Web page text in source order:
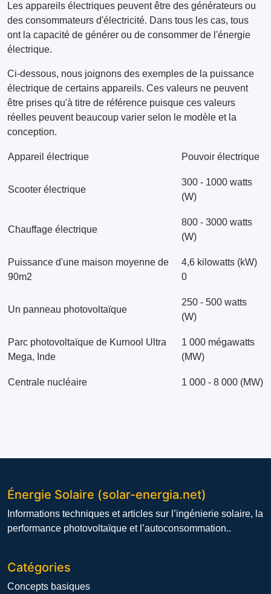
Les appareils électriques peuvent être des générateurs ou
des consommateurs d'électricité. Dans tous les cas, tous
ont la capacité de générer ou de consommer de l'énergie
électrique.
Ci-dessous, nous joignons des exemples de la puissance
électrique de certains appareils. Ces valeurs ne peuvent
être prises qu'à titre de référence puisque ces valeurs
réelles peuvent beaucoup varier selon le modèle et la
conception.
Appareil électrique Pouvoir électrique
Scooter électrique
300 - 1000 watts
(W)
Chauffage électrique
800 - 3000 watts
(W)
Puissance d'une maison moyenne de
90m2
4,6 kilowatts (kW)
0
Un panneau photovoltaïque
250 - 500 watts
(W)
Parc photovoltaïque de Kurnool Ultra
Mega, Inde
1 000 mégawatts
(MW)
Centrale nucléaire 1 000 - 8 000 (MW)
Énergie Solaire (solar-energia.net)
Informations techniques et articles sur l’ingénierie solaire, la
performance photovoltaïque et l’autoconsommation..
Catégories
Concepts basiques